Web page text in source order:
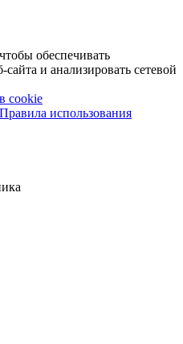
обеспечивать
и анализировать сетевой
cookie
Правила использования